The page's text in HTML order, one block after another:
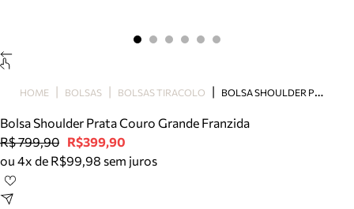
Bolsa
Tamanco
Tênis
Mule
HOME BOLSAS BOLSAS TIRACOLO B
OLSA SHOULDER PRATA COURO GRANDE FRANZIDA
Bolsa Shoulder Prata Couro Grande Franzida
R$ 799,90 R$399,90
ou 4x de R$99,98 sem juros